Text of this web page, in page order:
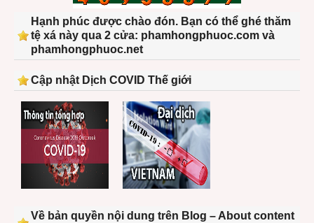
Hạnh phúc được chào đón. Bạn có thể ghé thăm
tệ xá này qua 2 cửa: phamhongphuoc.com và
phamhongphuoc.net
Cập nhật Dịch COVID Thế giới
Về bản quyền nội dung trên Blog – About content